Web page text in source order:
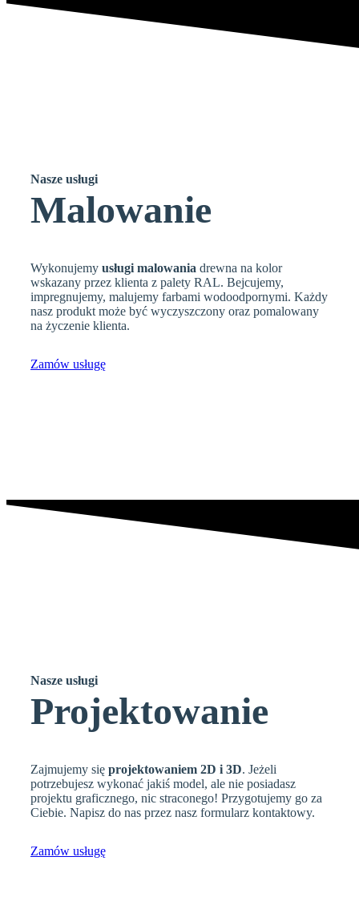
Nasze usługi
Malowanie
Wykonujemy usługi malowania drewna na kolor
wskazany przez klienta z palety RAL. Bejcujemy,
impregnujemy, malujemy farbami wodoodpornymi. Każdy
nasz produkt może być wyczyszczony oraz pomalowany
na życzenie klienta.
Zamów usługę
Nasze usługi
Projektowanie
Zajmujemy się projektowaniem 2D i 3D. Jeżeli
potrzebujesz wykonać jakiś model, ale nie posiadasz
projektu graficznego, nic straconego! Przygotujemy go za
Ciebie. Napisz do nas przez nasz formularz kontaktowy.
Zamów usługę